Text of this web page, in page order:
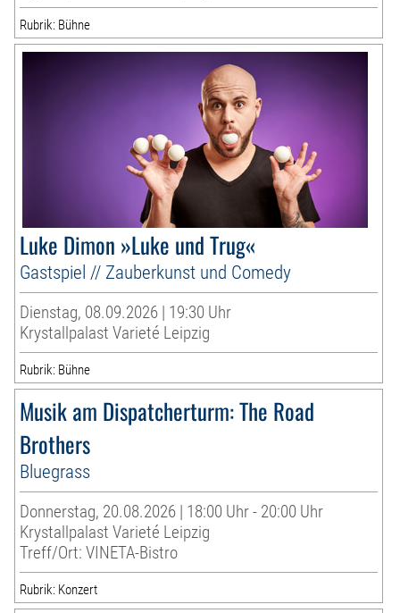
Rubrik: Bühne
Luke Dimon »Luke und Trug«
Gastspiel // Zauberkunst und Comedy
Dienstag, 08.09.2026 | 19:30 Uhr
Krystallpalast Varieté Leipzig
Rubrik: Bühne
Musik am Dispatcherturm: The Road
Brothers
Bluegrass
Donnerstag, 20.08.2026 | 18:00 Uhr - 20:00 Uhr
Krystallpalast Varieté Leipzig
Treff/Ort: VINETA-Bistro
Rubrik: Konzert